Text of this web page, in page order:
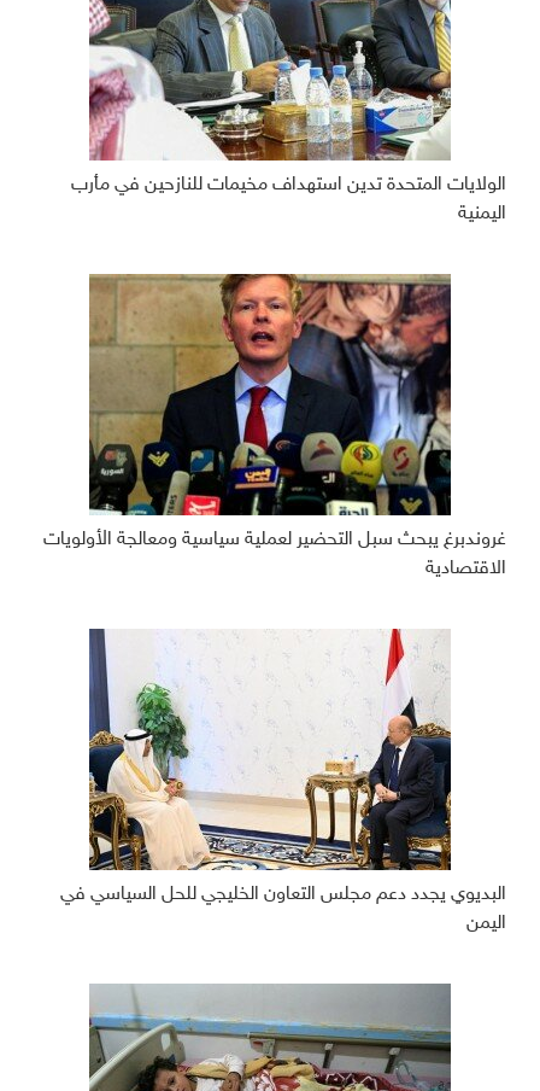
الولايات المتحدة تدين استهداف مخيمات للنازحين في مأرب
اليمنية
غروندبرغ يبحث سبل التحضير لعملية سياسية ومعالجة الأولويات
الاقتصادية
البديوي يجدد دعم مجلس التعاون الخليجي للحل السياسي في
اليمن